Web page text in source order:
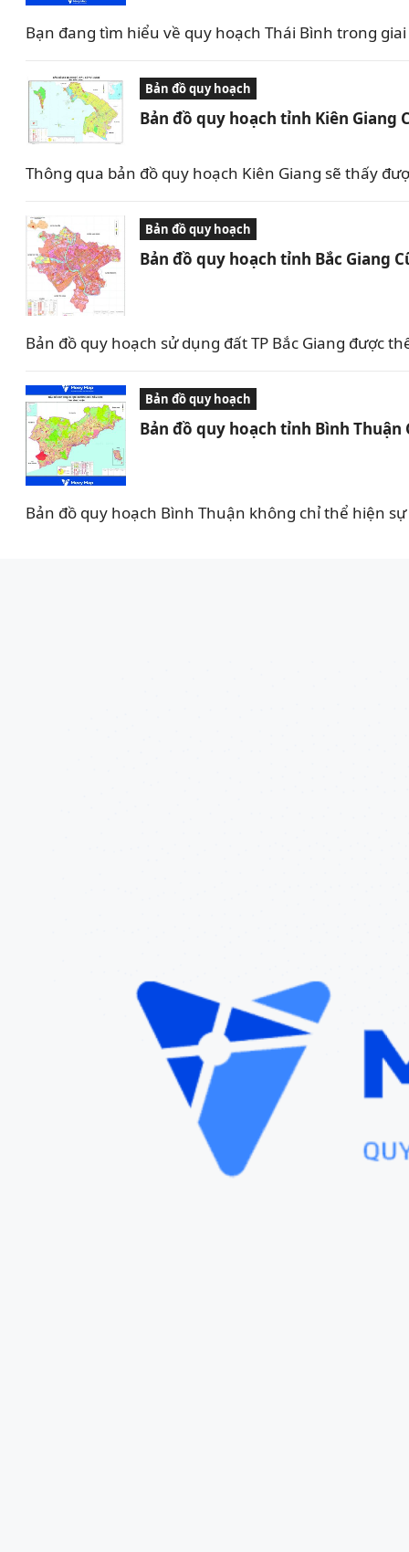
Bạn đang tìm hiểu về quy hoạch Thái Bình trong
Bản đồ quy hoạch
Bản đồ quy hoạch tỉnh Kiên Giang
Thông qua bản đồ quy hoạch Kiên Giang sẽ thấy
Bản đồ quy hoạch
Bản đồ quy hoạch tỉnh Bắc Giang
Bản đồ quy hoạch sử dụng đất TP Bắc Giang được
Bản đồ quy hoạch
Bản đồ quy hoạch tỉnh Bình Thuận
Bản đồ quy hoạch Bình Thuận không chỉ thể hiện